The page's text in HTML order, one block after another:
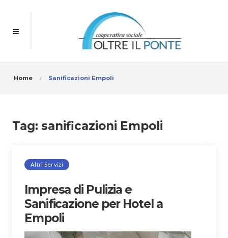
Home Sanificazioni Empoli
Tag: sanificazioni Empoli
Altri Servizi
Impresa di Pulizia e
Sanificazione per Hotel a
Empoli